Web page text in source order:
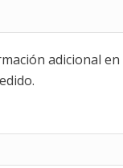
adicional